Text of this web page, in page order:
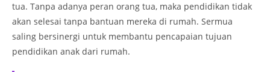
tua. Tanpa adanya peran orang tua, maka pendidikan tidak
akan selesai tanpa bantuan mereka di rumah. Sermua
saling bersinergi untuk membantu pencapaian tujuan
pendidikan anak dari rumah.